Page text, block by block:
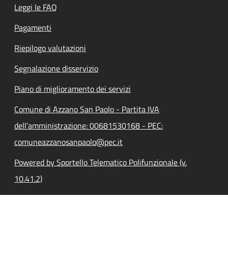
Leggi le FAQ
Pagamenti
Riepilogo valutazioni
Segnalazione disservizio
Piano di miglioramento dei servizi
Comune di Azzano San Paolo - Partita IVA
dell'amministrazione: 00681530168 - PEC:
comuneazzanosanpaolo@pec.it
Powered by Sportello Telematico Polifunzionale (v.
10.41.2)